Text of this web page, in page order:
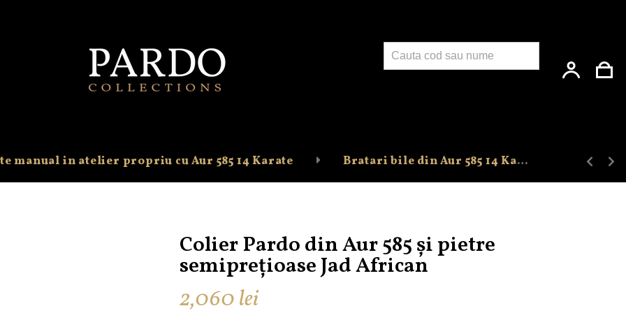
Products
search
manual in atelier propriu cu Aur 585 14 Karate Bratari bile din Aur 585 14 Karate & pietre semipretioase
Colier Pardo din Aur 585 și pietre
semiprețioase Jad African
2,060lei